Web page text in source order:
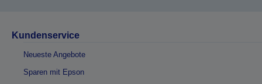
Kundenservice
Neueste Angebote
Sparen mit Epson